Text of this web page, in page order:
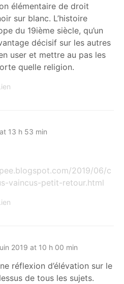
élémentaire de droit
sur blanc. L’histoire
du 19ième siècle, qu’un
décisif sur les autres
user et mettre au pas les
quelle religion.
13 h 53 min
2019/06/c
vaincus-petit-retour.html
2019 at 10 h 00 min
réflexion d’élévation sur le
de tous les sujets.